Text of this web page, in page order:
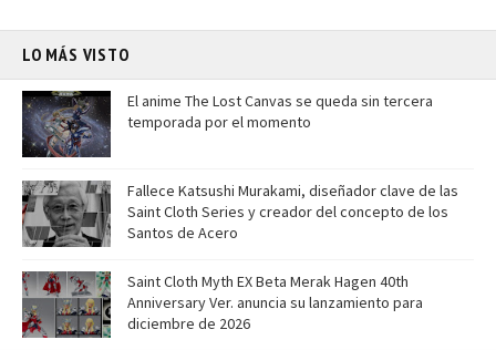
LO MÁS VISTO
El anime The Lost Canvas se queda sin tercera
temporada por el momento
Fallece Katsushi Murakami, diseñador clave de las
Saint Cloth Series y creador del concepto de los
Santos de Acero
Saint Cloth Myth EX Beta Merak Hagen 40th
Anniversary Ver. anuncia su lanzamiento para
diciembre de 2026